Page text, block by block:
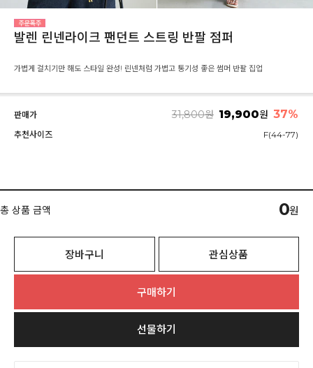
발렌 린넨라이크 팬던트 스트링 반팔 점퍼
가볍게 걸치기만 해도 스타일 완성! 린넨처럼 가볍고 통기성 좋은 썸머 반팔 집업
판매가 31,800원 19,900원 37%
추천사이즈 F(44-77)
총 상품 금액 0원
장바구니 관심상품
구매하기
선물하기